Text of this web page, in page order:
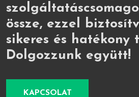
össze, ezzel
sikeres és hatékony
Dolgozzunk együtt!
KAPCSOLAT